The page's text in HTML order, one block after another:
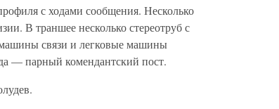
с ходами сообщения. Несколько
В траншее несколько стереотруб с
связи и легковые машины
— парный комендантский пост.